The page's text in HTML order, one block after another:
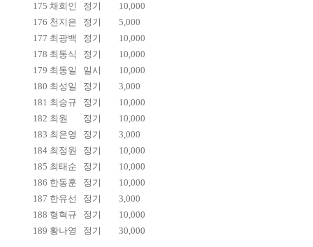
175 채희인 정기
10,000
176 천지은 정기
5,000
177 최광백 정기
10,000
178 최동식 정기
10,000
179 최동일 일시
10,000
180 최성일 정기
3,000
181 최승규 정기
10,000
182 최원 정기
10,000
183 최은영 정기
3,000
184 최정원 정기
10,000
185 최태순 정기
10,000
186 한동훈 정기
10,000
187 한유선 정기
3,000
188 형혁규 정기
10,000
189 황나영 정기 30,000